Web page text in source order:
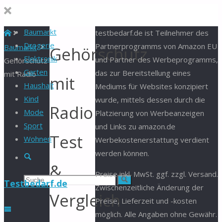
Baumarkt
Drogerie
Elektronik
Garten
Haushalt
Kind
Mode
Sport
Wohnen
Suche
Suchen Suche
Testbedarf.de
Start
Baumarkt
Gehörschutz
mit Radio
Gehörschutz
mit
Radio
Test
&
Vergleich
testbedarf.de ist Teilnehmer des
Partnerprogramms von Amazon EU
und Partner des Werbeprogramms,
das zur Bereitstellung eines
Mediums für Websites konzipiert
wurde, mittels dessen durch die
Platzierung von Werbeanzeigen
und Links zu amazon.de
Werbekostenerstattung verdient
werden können.
Preise inkl. MwSt. ggf. zzgl. Versand.
Zwischenzeitliche Änderung der
Preise, Lieferzeit und -kosten
möglich. Alle Angaben ohne Gewähr.